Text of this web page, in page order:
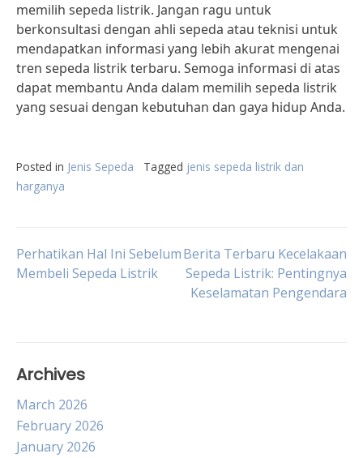
memilih sepeda listrik. Jangan ragu untuk
berkonsultasi dengan ahli sepeda atau teknisi untuk
mendapatkan informasi yang lebih akurat mengenai
tren sepeda listrik terbaru. Semoga informasi di atas
dapat membantu Anda dalam memilih sepeda listrik
yang sesuai dengan kebutuhan dan gaya hidup Anda.
Posted in Jenis Sepeda Tagged jenis sepeda listrik dan
harganya
Post
Perhatikan Hal Ini Sebelum
Membeli Sepeda Listrik
Berita Terbaru Kecelakaan
Sepeda Listrik: Pentingnya
Keselamatan Pengendara
Archives
March 2026
February 2026
January 2026